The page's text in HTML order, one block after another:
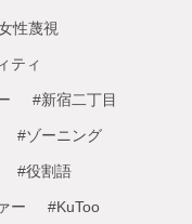
性蔑視
ティ
#新宿二丁目
#ゾーニング
#役割語
ー #KuToo